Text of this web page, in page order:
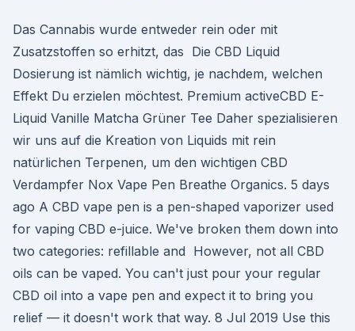
Das Cannabis wurde entweder rein oder mit
Zusatzstoffen so erhitzt, das Die CBD Liquid
Dosierung ist nämlich wichtig, je nachdem, welchen
Effekt Du erzielen möchtest. Premium activeCBD E-
Liquid Vanille Matcha Grüner Tee Daher spezialisieren
wir uns auf die Kreation von Liquids mit rein
natürlichen Terpenen, um den wichtigen CBD
Verdampfer Nox Vape Pen Breathe Organics. 5 days
ago A CBD vape pen is a pen-shaped vaporizer used
for vaping CBD e-juice. We've broken them down into
two categories: refillable and However, not all CBD
oils can be vaped. You can't just pour your regular
CBD oil into a vape pen and expect it to bring you
relief — it doesn't work that way. 8 Jul 2019 Use this